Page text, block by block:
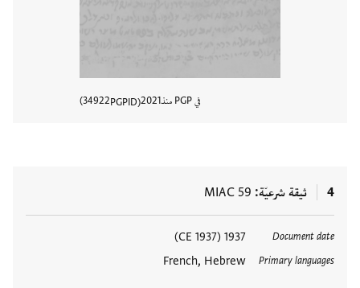
في PGP منذ 2021
PGPID
34922
4 ثيقة شرعيّة MIAC 59
Document date
1937 (1937 CE)
Primary languages
French, Hebrew
العلامات